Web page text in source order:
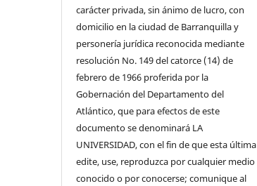
carácter privada, sin ánimo de lucro, con
domicilio en la ciudad de Barranquilla y
personería jurídica reconocida mediante
resolución No. 149 del catorce (14) de
febrero de 1966 proferida por la
Gobernación del Departamento del
Atlántico, que para efectos de este
documento se denominará LA
UNIVERSIDAD, con el fin de que esta última
edite, use, reproduzca por cualquier medio
conocido o por conocerse; comunique al